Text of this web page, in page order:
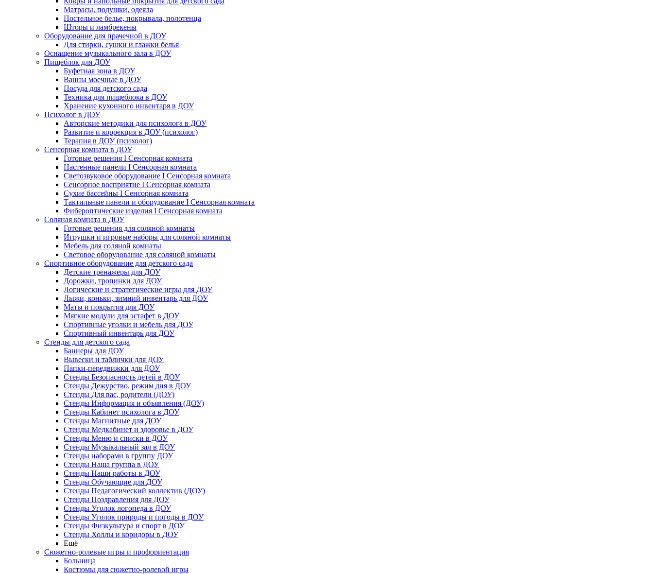
Матрасы, подушки, одеяла
Постельное белье, покрывала, полотенца
Шторы и ламбрекены
Оборудование для прачечной в ДОУ
Для стирки, сушки и глажки белья
Оснащение музыкального зала в ДОУ
Пищеблок для ДОУ
Буфетная зона в ДОУ
Ванны моечные в ДОУ
Посуда для детского сада
Техника для пищеблока в ДОУ
Хранение кухонного инвентаря в ДОУ
Психолог в ДОУ
Авторские методики для психолога в ДОУ
Развитие и коррекция в ДОУ (психолог)
Терапия в ДОУ (психолог)
Сенсорная комната в ДОУ
Готовые решения I Сенсорная комната
Настенные панели I Сенсорная комната
Светозвуковое оборудование I Сенсорная комната
Сенсорное восприятие I Сенсорная комната
Сухие бассейны I Сенсорная комната
Тактильные панели и оборудование I Сенсорная комната
Фибероптические изделия I Сенсорная комната
Соляная комната в ДОУ
Готовые решения для соляной комнаты
Игрушки и игровые наборы для соляной комнаты
Мебель для соляной комнаты
Световое оборудование для соляной комнаты
Спортивное оборудование для детского сада
Детские тренажеры для ДОУ
Дорожки, тропинки для ДОУ
Логические и стратегические игры для ДОУ
Лыжи, коньки, зимний инвентарь для ДОУ
Маты и покрытия для ДОУ
Мягкие модули для эстафет в ДОУ
Спортивные уголки и мебель для ДОУ
Спортивный инвентарь для ДОУ
Стенды для детского сада
Баннеры для ДОУ
Вывески и таблички для ДОУ
Папки-передвижки для ДОУ
Стенды Безопасность детей в ДОУ
Стенды Дежурство, режим дня в ДОУ
Стенды Для вас, родители (ДОУ)
Стенды Информация и объявления (ДОУ)
Стенды Кабинет психолога в ДОУ
Стенды Магнитные для ДОУ
Стенды Медкабинет и здоровье в ДОУ
Стенды Меню и списки в ДОУ
Стенды Музыкальный зал в ДОУ
Стенды наборами в группу ДОУ
Стенды Наша группа в ДОУ
Стенды Наши работы в ДОУ
Стенды Обучающие для ДОУ
Стенды Педагогический коллектив (ДОУ)
Стенды Поздравления для ДОУ
Стенды Уголок логопеда в ДОУ
Стенды Уголок природы и погоды в ДОУ
Стенды Физкультура и спорт в ДОУ
Стенды Холлы и коридоры в ДОУ
Ещё
Сюжетно-ролевые игры и профориентация
Больница
Костюмы для сюжетно-ролевой игры